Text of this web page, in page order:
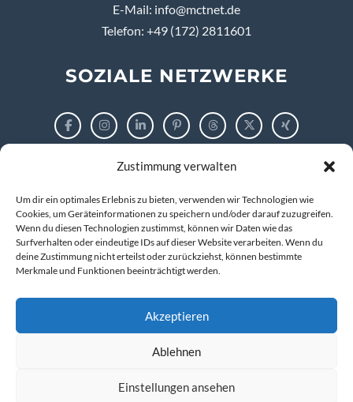
Zustimmung verwalten
Um dir ein optimales Erlebnis zu bieten, verwenden wir Technologien wie
Cookies, um Geräteinformationen zu speichern und/oder darauf zuzugreifen.
Wenn du diesen Technologien zustimmst, können wir Daten wie das
Surfverhalten oder eindeutige IDs auf dieser Website verarbeiten. Wenn du
deine Zustimmung nicht erteilst oder zurückziehst, können bestimmte
Merkmale und Funktionen beeinträchtigt werden.
Akzeptieren
Ablehnen
Einstellungen ansehen
E-Mail: info@mctnet.de
Telefon: +49 (172) 2811601
SOZIALE NETZWERKE
Impressum
Datenschutzerklärung
© 2026 markus tigges | training and consulting